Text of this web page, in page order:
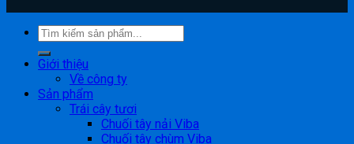
Giới thiệu
Về công ty
Sản phẩm
Trái cây tươi
Chuối tây nải Viba
Chuối tây chùm Viba